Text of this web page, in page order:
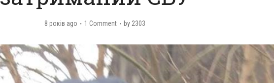
8 років ago 1 Comment by 2303